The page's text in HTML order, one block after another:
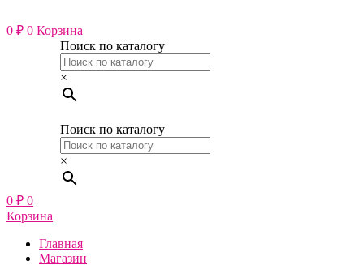
к
содержимому
0 ₽ 0 Корзина
Поиск по каталогу
×
Поиск по каталогу
×
0 ₽ 0
Корзина
Главная
Магазин